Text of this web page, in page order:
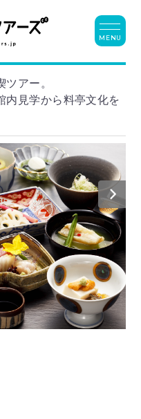
アー。
内見学から料亭文化を
MENU